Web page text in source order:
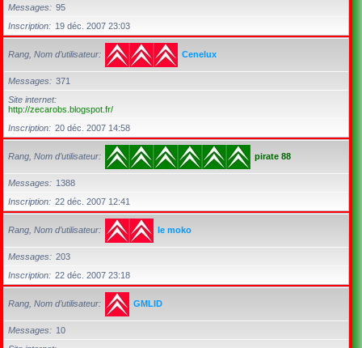
Messages
95
Inscription
19 déc. 2007 23:03
Rang, Nom d’utilisateur Cenelux
Messages
371
Site internet
http://zecarobs.blogspot.fr/
Inscription
20 déc. 2007 14:58
Rang, Nom d’utilisateur pirate 88
Messages
1388
Inscription
22 déc. 2007 12:41
Rang, Nom d’utilisateur le moko
Messages
203
Inscription
22 déc. 2007 23:18
Rang, Nom d’utilisateur GMLID
Messages
10